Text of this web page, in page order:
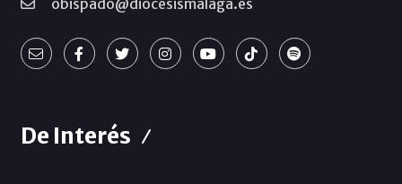
obispado@diocesismalaga.es
De Interés